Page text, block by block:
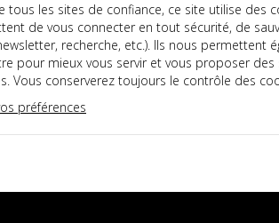
l'actualité juridique en vidéo
tous les sites de confiance, ce site utilise des
de vous connecter en tout sécurité, de
recherche, etc.). Ils nous permettent
pour mieux vous servir et vous proposer des
Vous conserverez toujours le contrôle des
préférences